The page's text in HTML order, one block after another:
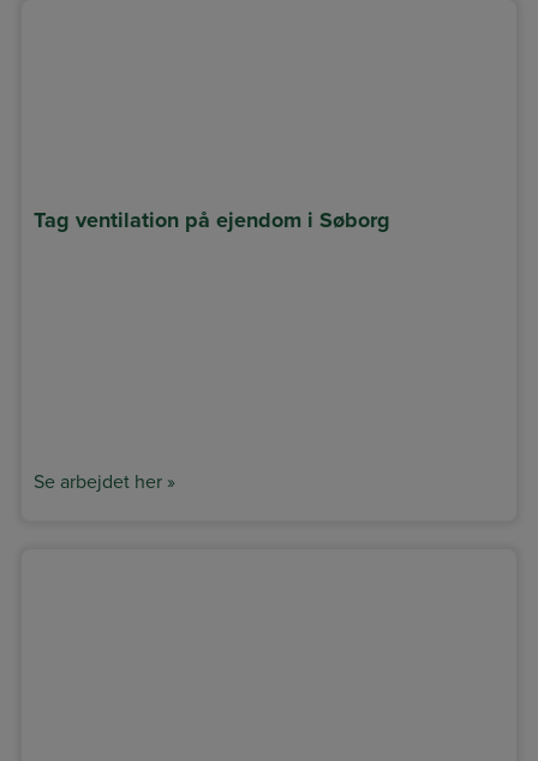
Tag ventilation på ejendom i Søborg
Se arbejdet her »